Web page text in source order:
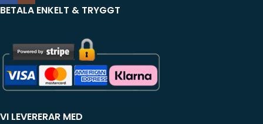
BETALA ENKELT & TRYGGT
VI LEVERERAR MED